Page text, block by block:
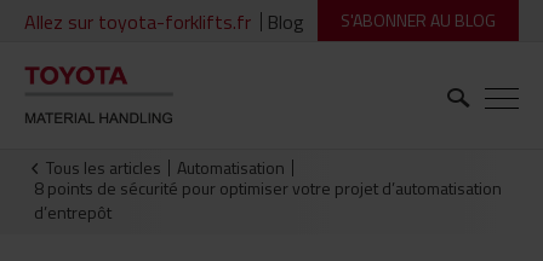
Allez sur toyota-forklifts.fr Blog S'ABONNER AU BLOG
Tous les articles
Automatisation
8 points de sécurité pour optimiser votre projet d’automatisation
d’entrepôt